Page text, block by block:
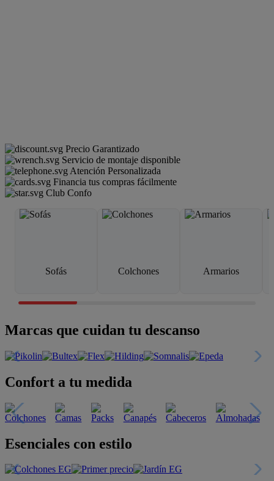
Precio Garantizado
Servicio de montaje disponible
Atención Personalizada
Financia tus compras fácilmente
Club Confo
Sofás Colchones Armarios
Marcas que cuidan tu descanso
Confort a tu medida
Esenciales con estilo